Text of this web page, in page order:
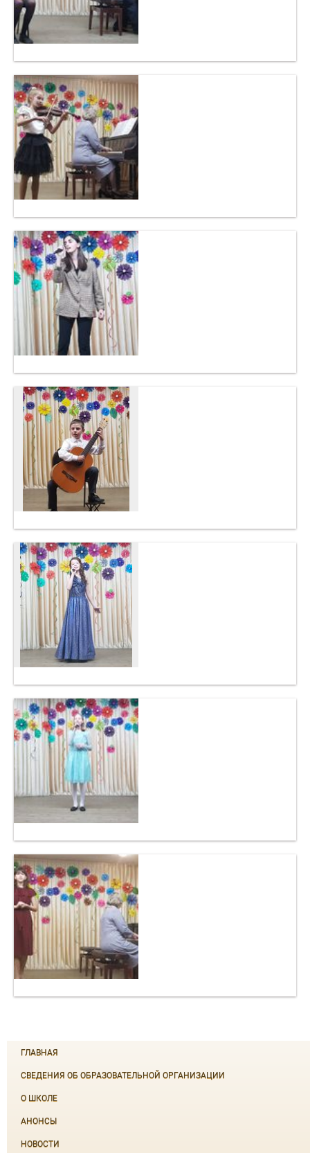
ГЛАВНАЯ
СВЕДЕНИЯ ОБ ОБРАЗОВАТЕЛЬНОЙ ОРГАНИЗАЦИИ
О ШКОЛЕ
АНОНСЫ
НОВОСТИ